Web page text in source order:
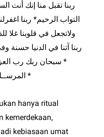
ربنا تقبل منا إنك أنت
التواب الرحيم* ربنا
ولاتجعل في قلوبنا غلا
ربنا آتنا في الدنيا حسنة
* سبحان ربك رب
المرســلين **والحمـد لله رب العـالمين *
hanya ritual
kemerdekaan,
kebiasaan umat